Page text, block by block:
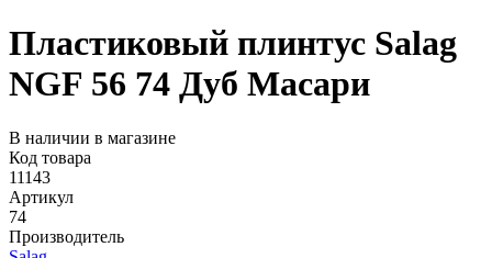
Пластиковый плинтус Salag
NGF 56 74 Дуб Масари
В наличии в магазине
Код товара
11143
Артикул
74
Производитель